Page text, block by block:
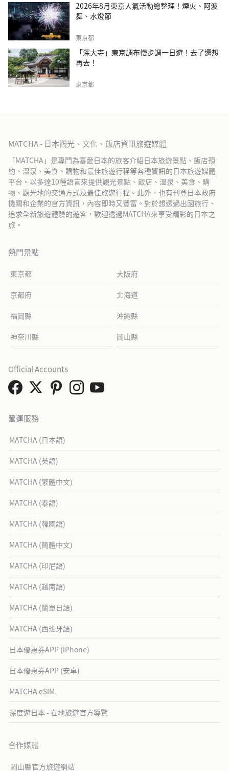
2026年8月東京人氣活動總整理！煙火、阿波
舞、水燈節
東京都
「深大寺」東京調布慢步調一日遊！去了還想
再去！
東京都
MATCHA - 日本觀光、文化、飯店資訊旅遊媒體
「MATCHA」是專門為喜愛日本的旅客介紹日本旅遊景點、飯店預
約、溫泉、美食、購物和最佳旅遊行程等各種資訊的日本旅遊媒體
平台。以多達10種語言來提供觀光景點、飯店、溫泉、美食、購
物、觀光地的交通方式及最佳旅遊行程。此外，也有刊登日本政府
機關和企業的官方資訊，內容即時又豐富。對於想透過出國旅行、
追求全新旅遊體驗的遊客，歡迎透過MATCHA來享受精彩的日本之
旅。
熱門景點
東京都 大阪府
京都府 北海道
福岡縣 沖繩縣
神奈川縣 岡山縣
營運服務
MATCHA (日本語)
MATCHA (英語)
MATCHA (繁體中文)
MATCHA (泰語)
MATCHA (韓國語)
MATCHA (簡體中文)
MATCHA (印尼語)
MATCHA (越南語)
MATCHA (簡單日語)
MATCHA (西班牙語)
日本優惠券APP (iPhone)
日本優惠券APP (安卓)
MATCHA eSIM
深度遊日本 - 在地旅遊官方導覽
合作媒體
岡山縣官方旅遊網站
Official Accounts